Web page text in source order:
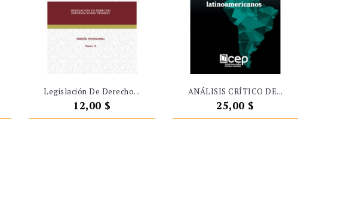
Legislación De Derecho...
Precio
12,00 $
ANÁLISIS CRÍTICO DE...
Precio
25,00 $